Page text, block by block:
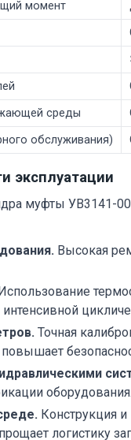
момент
среды
обслуживания)
эксплуатации
муфты УВ3141-
Высокая
Использование
Точная
оборудования.
Конструкция
логистику